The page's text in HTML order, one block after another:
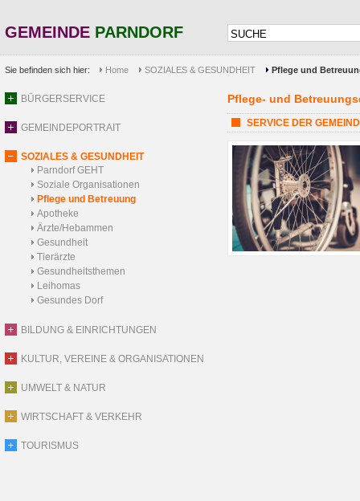
GEMEINDE PARNDORF
Sie befinden sich hier: Home SOZIALES & GESUNDHEIT Pflege und
BÜRGERSERVICE
GEMEINDEPORTRAIT
SOZIALES & GESUNDHEIT
Parndorf GEHT
Soziale Organisationen
Pflege und Betreuung
Apotheke
Ärzte/Hebammen
Gesundheit
Tierärzte
Gesundheitsthemen
Leihomas
Gesundes Dorf
BILDUNG & EINRICHTUNGEN
KULTUR, VEREINE & ORGANISATIONEN
UMWELT & NATUR
WIRTSCHAFT & VERKEHR
TOURISMUS
Pflege- und
SERVICE DER